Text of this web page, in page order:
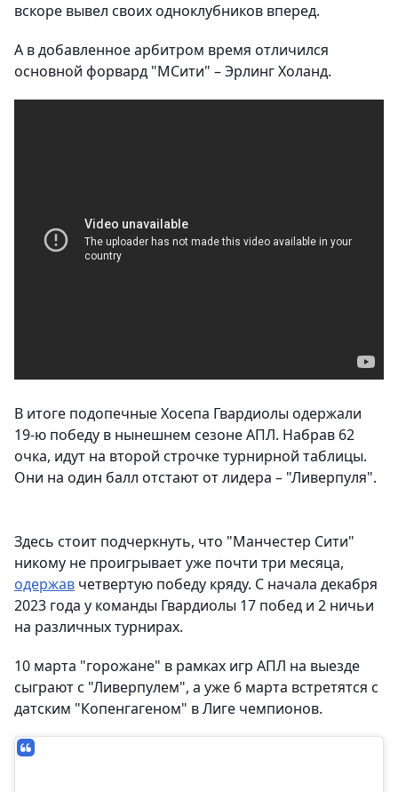
вскоре вывел своих одноклубников вперед.
А в добавленное арбитром время отличился
основной форвард "МСити" – Эрлинг Холанд.
В итоге подопечные Хосепа Гвардиолы одержали
19-ю победу в нынешнем сезоне АПЛ. Набрав 62
очка, идут на второй строчке турнирной таблицы.
Они на один балл отстают от лидера – "Ливерпуля".
Здесь стоит подчеркнуть, что "Манчестер Сити"
никому не проигрывает уже почти три месяца,
одержав четвертую победу кряду. С начала декабря
2023 года у команды Гвардиолы 17 побед и 2 ничьи
на различных турнирах.
10 марта "горожане" в рамках игр АПЛ на выезде
сыграют с "Ливерпулем", а уже 6 марта встретятся с
датским "Копенгагеном" в Лиге чемпионов.